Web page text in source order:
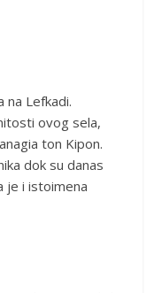
na Lefkadi.
ovog sela,
ton Kipon.
dok su danas
je i istoimena